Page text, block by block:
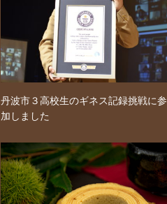
丹波市３高校生のギネス記録挑戦に参
加しました